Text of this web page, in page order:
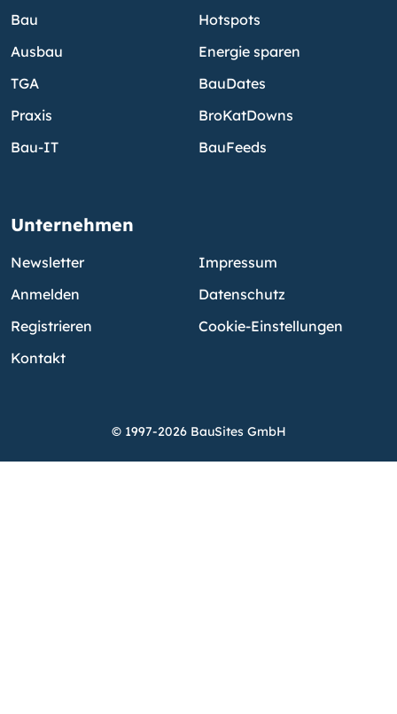
Bau
Ausbau
TGA
Praxis
Bau-IT
Hotspots
Energie sparen
BauDates
BroKatDowns
BauFeeds
Unternehmen
Newsletter
Anmelden
Registrieren
Kontakt
Impressum
Datenschutz
Cookie-Einstellungen
© 1997-2026 BauSites GmbH